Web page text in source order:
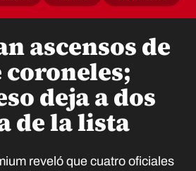
ascensos de
coroneles;
deja a dos
de la lista
reveló que cuatro oficiales